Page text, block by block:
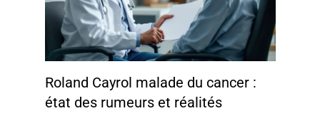
Roland Cayrol malade du cancer :
état des rumeurs et réalités